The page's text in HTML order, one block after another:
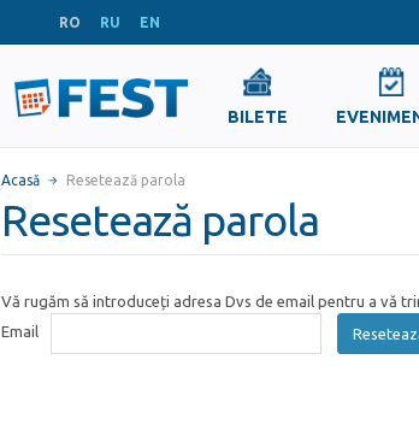
RO RU EN
BILETE
Acasă Resetează parola
Resetează parola
Vă rugăm să introduceți adresa Dvs de email pentru a vă
Email